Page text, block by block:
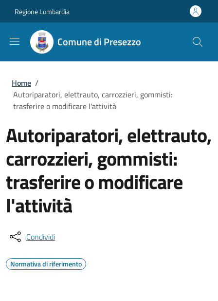
Regione Lombardia
Comune di Presezzo
Briciole di pane
Home /
Autoriparatori, elettrauto, carrozzieri, gommisti:
trasferire o modificare l'attività
Autoriparatori, elettrauto,
carrozzieri, gommisti:
trasferire o modificare
l'attività
Condividi
Normativa di riferimento